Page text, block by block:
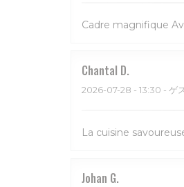
Cadre magnifique
Chantal D
2026-07-28 - 13:30 - ゲ
La cuisine
Johan G